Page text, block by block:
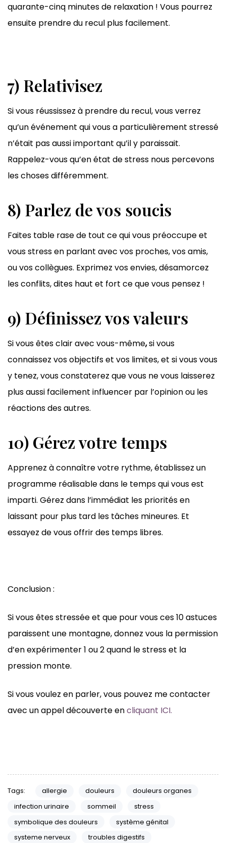
quarante-cinq minutes de relaxation ! Vous pourrez
ensuite prendre du recul plus facilement.
7) Relativisez
Si vous réussissez à prendre du recul, vous verrez
qu’un événement qui vous a particulièrement stressé
n’était pas aussi important qu’il y paraissait.
Rappelez-vous qu’en état de stress nous percevons
les choses différemment.
8) Parlez de vos soucis
Faites table rase de tout ce qui vous préoccupe et
vous stress en parlant avec vos proches, vos amis,
ou vos collègues. Exprimez vos envies, désamorcez
les conflits, dites haut et fort ce que vous pensez !
9) Définissez vos valeurs
Si vous êtes clair avec vous-même,si vous
connaissez vos objectifs et vos limites, et si vous vous
y tenez, vous constaterez que vous ne vous laisserez
plus aussi facilement influencer par l’opinion ou les
réactions des autres.
10) Gérez votre temps
Apprenez à connaître votre rythme, établissez un
programme réalisable dans le temps qui vous est
imparti. Gérez dans l’immédiat les priorités en
laissant pour plus tard les tâches mineures. Et
essayez de vous offrir des temps libres.
Conclusion :
Si vous êtes stressée et que pour vous ces 10 astuces
paraissent une montagne, donnez vous la permission
d’en expérimenter 1 ou 2 quand le stress et la
pression monte.
Si vous voulez en parler, vous pouvez me contacter
avec un appel découverte encliquant ICI.
Tags: allergie douleurs
douleurs organes
infection urinaire
sommeil
stress
symbolique des douleurs
système génital
systeme nerveux
troubles digestifs